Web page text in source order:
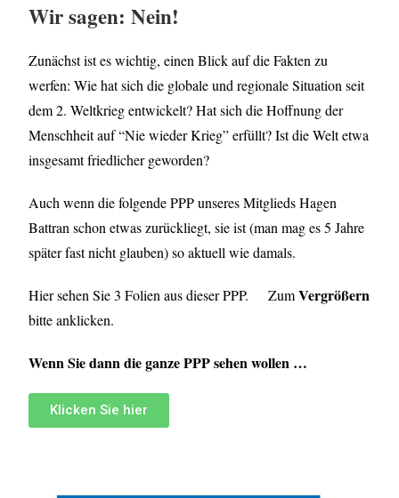
Wir sagen: Nein!
Zunächst ist es wichtig, einen Blick auf die Fakten zu
werfen: Wie hat sich die globale und regionale Situation seit
dem 2. Weltkrieg entwickelt? Hat sich die Hoffnung der
Menschheit auf “Nie wieder Krieg” erfüllt? Ist die Welt etwa
insgesamt friedlicher geworden?
Auch wenn die folgende PPP unseres Mitglieds Hagen
Battran schon etwas zurückliegt, sie ist (man mag es 5 Jahre
später fast nicht glauben) so aktuell wie damals.
Hier sehen Sie 3 Folien aus dieser PPP. ZumVergrößern
bitte anklicken.
Wenn Sie dann die ganze PPP sehen wollen …
Klicken Sie hier